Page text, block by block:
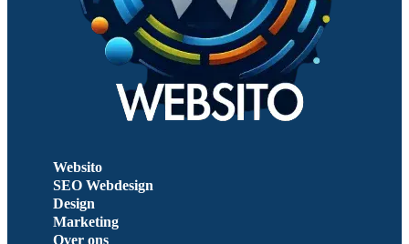
Websito
SEO Webdesign
Design
Marketing
Over ons